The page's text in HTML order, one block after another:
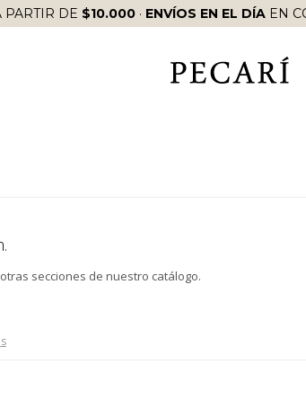
PARTIR DE $10.000· ENVÍOS EN EL DÍAEN
secciones de nuestro catálogo.